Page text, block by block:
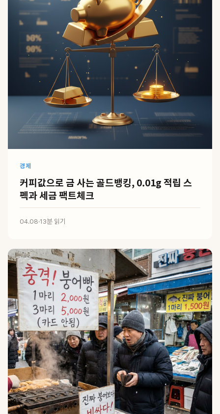
경제
커피값으로 금 사는 골드뱅킹, 0.01g 적립 스
펙과 세금 팩트체크
04.08·13분 읽기